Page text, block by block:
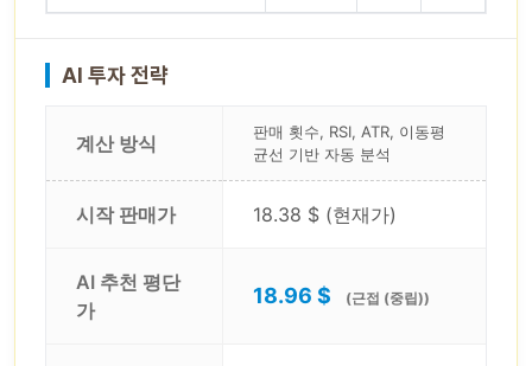
AI 투자 전략
계산 방식
판매 횟수, RSI, ATR, 이동평
균선 기반 자동 분석
시작 판매가 18.38 $ (현재가)
AI 추천 평단
가
18.96 $ (근접 (중립))